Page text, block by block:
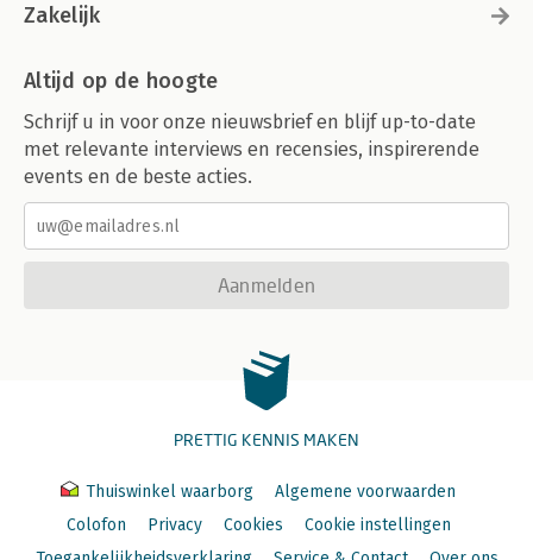
Zakelijk
Altijd op de hoogte
Schrijf u in voor onze nieuwsbrief en blijf up-to-date
met relevante interviews en recensies, inspirerende
events en de beste acties.
Aanmelden
PRETTIG KENNIS MAKEN
Thuiswinkel waarborg
Algemene voorwaarden
Colofon
Privacy Cookies
Cookie instellingen